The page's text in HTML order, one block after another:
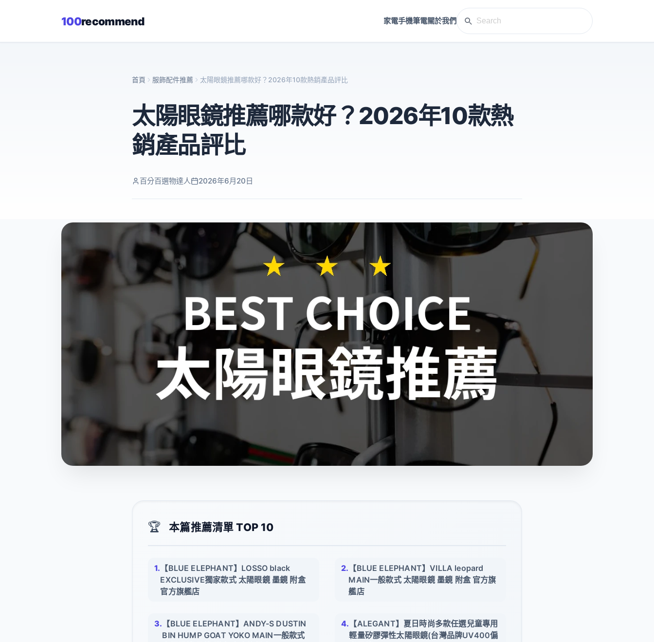
100recommend 家電手機筆電關於我們
首頁 服飾配件推薦 太陽眼鏡推薦哪款好？2026年10款熱銷產品評比
太陽眼鏡推薦哪款好？2026年10款熱
銷產品評比
百分百選物達人 2026年6月20日
🏆 本篇推薦清單 TOP 10
【BLUE ELEPHANT】LOSSO black
EXCLUSIVE獨家款式 太陽眼鏡 墨鏡 附盒
官方旗艦店
【BLUE ELEPHANT】VILLA leopard
MAIN一般款式 太陽眼鏡 墨鏡 附盒 官方旗
艦店
【BLUE ELEPHANT】ANDY-S DUSTIN
BIN HUMP GOAT YOKO MAIN一般款式
【ALEGANT】夏日時尚多款任選兒童專用
輕量矽膠彈性太陽眼鏡(台灣品牌UV400偏